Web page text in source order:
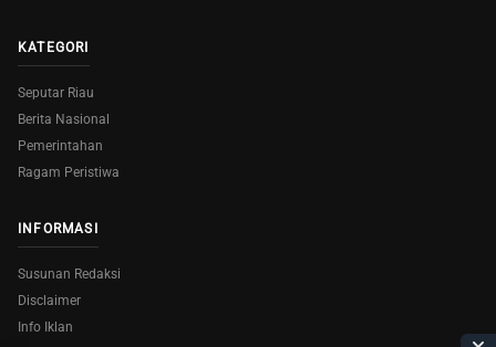
KATEGORI
Seputar Riau
Berita Nasional
Pemerintahan
Ragam Peristiwa
INFORMASI
Susunan Redaksi
Disclaimer
Info Iklan